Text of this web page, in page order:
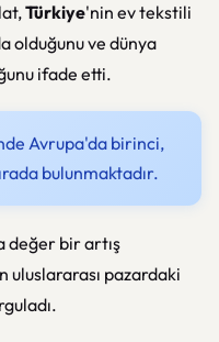
Türkiye'nin ev tekstili
olduğunu ve dünya
ifade etti.
Avrupa'da birinci,
bulunmaktadır.
değer bir artış
uluslararası pazardaki